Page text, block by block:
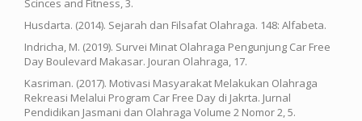
Scinces and Fitness, 3.
Husdarta. (2014). Sejarah dan Filsafat Olahraga. 148: Alfabeta.
Indricha, M. (2019). Survei Minat Olahraga Pengunjung Car Free
Day Boulevard Makasar. Jouran Olahraga, 17.
Kasriman. (2017). Motivasi Masyarakat Melakukan Olahraga
Rekreasi Melalui Program Car Free Day di Jakrta. Jurnal
Pendidikan Jasmani dan Olahraga Volume 2 Nomor 2, 5.